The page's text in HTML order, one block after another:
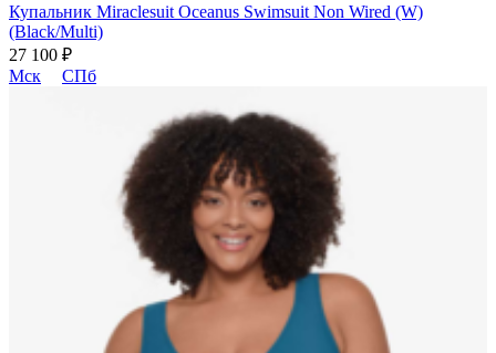
Купальник Miraclesuit Oceanus Swimsuit Non Wired (W)
(Black/Multi)
27 100 ₽
Мск
СПб